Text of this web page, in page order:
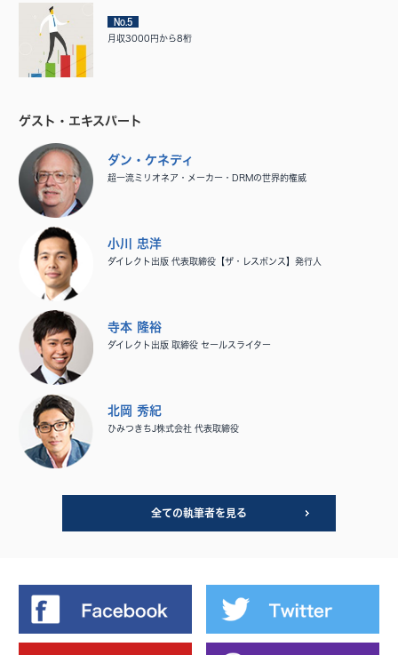
No.5
月収3000円から8桁
ゲスト・エキスパート
ダン・ケネディ
超一流ミリオネア・メーカー・DRMの世界的権威
小川 忠洋
ダイレクト出版 代表取締役【ザ・レスポンス】発行人
寺本 隆裕
ダイレクト出版 取締役 セールスライター
北岡 秀紀
ひみつきちJ株式会社 代表取締役
全ての執筆者を見る